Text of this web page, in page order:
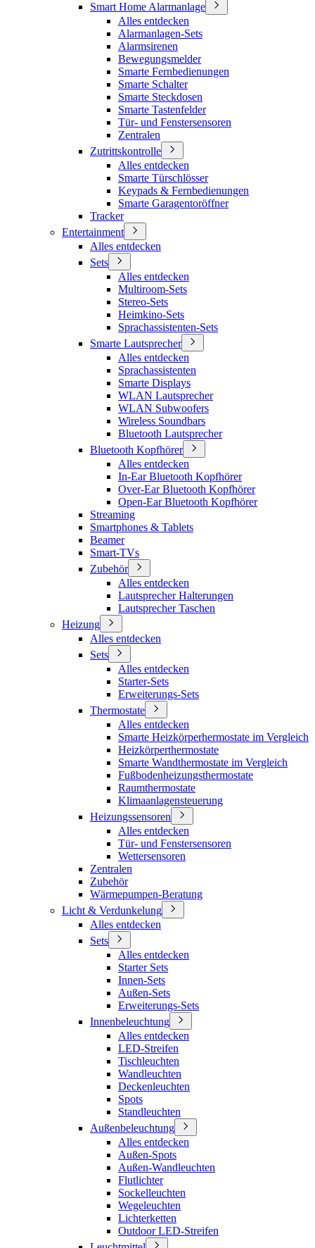
Smart Home Alarmanlage
Alles entdecken
Alarmanlagen-Sets
Alarmsirenen
Bewegungsmelder
Smarte Fernbedienungen
Smarte Schalter
Smarte Steckdosen
Smarte Tastenfelder
Tür- und Fenstersensoren
Zentralen
Zutrittskontrolle
Alles entdecken
Smarte Türschlösser
Keypads & Fernbedienungen
Smarte Garagentoröffner
Tracker
Entertainment
Alles entdecken
Sets
Alles entdecken
Multiroom-Sets
Stereo-Sets
Heimkino-Sets
Sprachassistenten-Sets
Smarte Lautsprecher
Alles entdecken
Sprachassistenten
Smarte Displays
WLAN Lautsprecher
WLAN Subwoofers
Wireless Soundbars
Bluetooth Lautsprecher
Bluetooth Kopfhörer
Alles entdecken
In-Ear Bluetooth Kopfhörer
Over-Ear Bluetooth Kopfhörer
Open-Ear Bluetooth Kopfhörer
Streaming
Smartphones & Tablets
Beamer
Smart-TVs
Zubehör
Alles entdecken
Lautsprecher Halterungen
Lautsprecher Taschen
Heizung
Alles entdecken
Sets
Alles entdecken
Starter-Sets
Erweiterungs-Sets
Thermostate
Alles entdecken
Smarte Heizkörperhermostate im Vergleich
Heizkörperthermostate
Smarte Wandthermostate im Vergleich
Fußbodenheizungsthermostate
Raumthermostate
Klimaanlagensteuerung
Heizungssensoren
Alles entdecken
Tür- und Fenstersensoren
Wettersensoren
Zentralen
Zubehör
Wärmepumpen-Beratung
Licht & Verdunkelung
Alles entdecken
Sets
Alles entdecken
Starter Sets
Innen-Sets
Außen-Sets
Erweiterungs-Sets
Innenbeleuchtung
Alles entdecken
LED-Streifen
Tischleuchten
Wandleuchten
Deckenleuchten
Spots
Standleuchten
Außenbeleuchtung
Alles entdecken
Außen-Spots
Außen-Wandleuchten
Flutlichter
Sockelleuchten
Wegeleuchten
Lichterketten
Outdoor LED-Streifen